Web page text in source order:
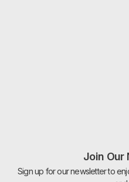
Join Our
Sign up for our newsletter to